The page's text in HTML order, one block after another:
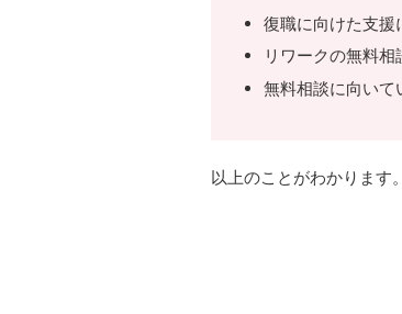
復職に向けた支援
リワークの無料相
無料相談に向いて
以上のことがわかります。